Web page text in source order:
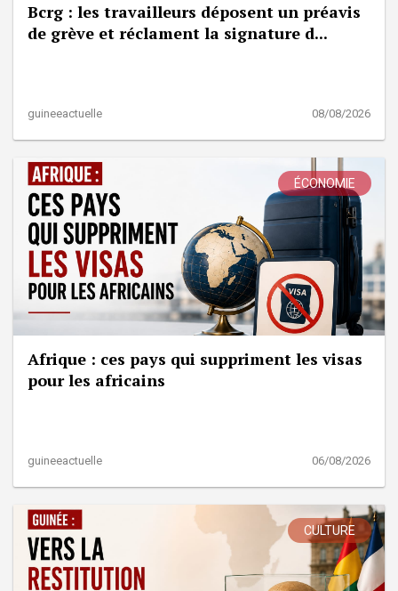
Bcrg : les travailleurs déposent un préavis
de grève et réclament la signature d...
guineeactuelle 08/08/2026
ÉCONOMIE
Afrique : ces pays qui suppriment les visas
pour les africains
guineeactuelle 06/08/2026
CULTURE